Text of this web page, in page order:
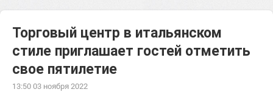
Торговый центр в итальянском
стиле приглашает гостей отметить
свое пятилетие
13:50 03 ноября 2022